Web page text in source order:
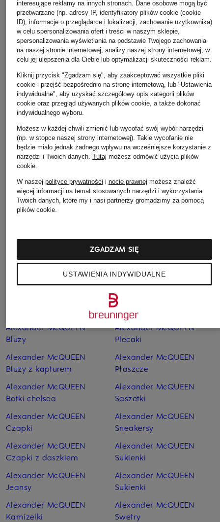
LOEWE
Baleriny Mary Jane
PEBBLE SOFT
3 650 zł
Pozostałe kategorie
Alexander McQUEEN
Bluzy
Alexander McQUEEN
Bluzy z kapturem
Alexander McQUEEN
Botki chelsea
Alexander McQUEEN
Czapki
Alexander McQUEEN
Czapki z daszkiem
Alexander McQUEEN
Jeansy
Alexander McQUEEN
Kamizelki
Alexander McQUEEN
Paski
Alexander McQUEEN
Plecaki
Alexander McQUEEN
Płaszcze
Alexander McQUEEN
Saszetki
Alexander McQUEEN
Sneakersy
Alexander McQUEEN
Sukienki
Alexander McQUEEN
Sukienki
Alexander McQUEEN
Swetry
interesujące reklamy na innych stronach. Dane osobowe mogą być
przetwarzane (np. adresy IP, identyfikatory plików cookie (cookie
ID), informacje o przeglądarce i lokalizacji, zachowanie użytkownika)
w celu spersonalizowania ofert i treści w naszym sklepie,
spersonalizowania wyświetlania na podstawie Twojego zachowania
na naszej stronie internetowej, analizy naszej strony internetowej, w
celu jej ulepszenia dla Ciebie lub optymalizacji skuteczności reklam.
Kliknij przycisk "Zgadzam się", aby zaakceptować wszystkie pliki
cookie i przejść bezpośrednio na stronę internetową, lub "Ustawienia
indywidualne", aby uzyskać szczegółowy opis kategorii plików
cookie oraz przegląd używanych plików cookie, a także dokonać
indywidualnego wyboru.
Możesz w każdej chwili zmienić lub wycofać swój wybór narzędzi
(np. w stopce naszej strony internetowej). Takie wycofanie nie
będzie miało jednak żadnego wpływu na wcześniejsze korzystanie z
narzędzi i Twoich danych. Tutaj możesz odmówić użycia plików
cookie.
W naszej polityce prywatności i nocie prawnej możesz znaleźć
więcej informacji na temat stosowanych narzędzi i wykorzystania
Twoich danych, które my i nasi partnerzy gromadzimy za pomocą
plików cookie.
USTAWIENIA INDYWIDUALNE
ZGADZAM SIĘ